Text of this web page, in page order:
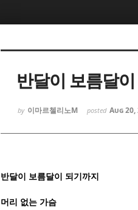
반달이 보름달
by 이마르첼리노M posted Aug 20,
반달이 보름달이 되기까지
머리 없는 가슴
Sketchbook5, 스
Sketchbook5, 스